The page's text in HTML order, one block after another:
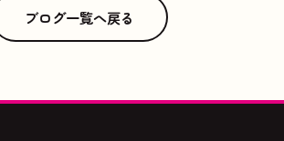
ブログ一覧へ戻る